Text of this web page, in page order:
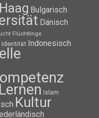
Bulgarisch
Dänisch
Flüchtlinge
Identität Indonesisch
Islam
Kultur